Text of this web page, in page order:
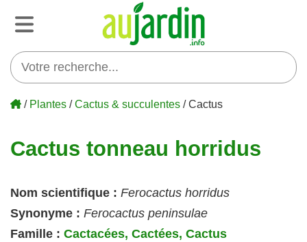
/ Plantes /Cactus & succulentes / Cactus
Cactus tonneau horridus
Nom scientifique : Ferocactus horridus
Synonyme : Ferocactus peninsulae
Famille : Cactacées, Cactées, Cactus